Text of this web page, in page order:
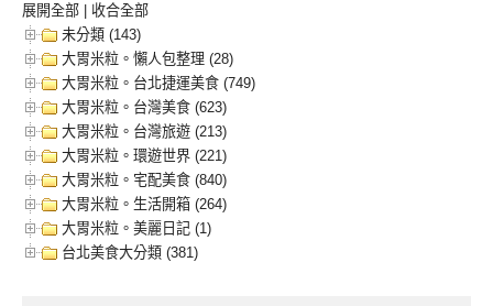
展開全部 | 收合全部
未分類 (143)
大胃米粒。懶人包整理 (28)
大胃米粒。台北捷運美食 (749)
大胃米粒。台灣美食 (623)
大胃米粒。台灣旅遊 (213)
大胃米粒。環遊世界 (221)
大胃米粒。宅配美食 (840)
大胃米粒。生活開箱 (264)
大胃米粒。美麗日記 (1)
台北美食大分類 (381)